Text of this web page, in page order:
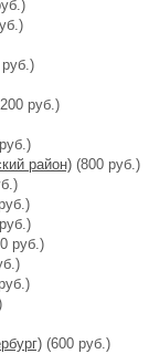
руб.)
район) (800 руб.)
руб.)
(600 руб.)